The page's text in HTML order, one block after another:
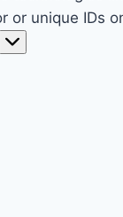
or unique IDs